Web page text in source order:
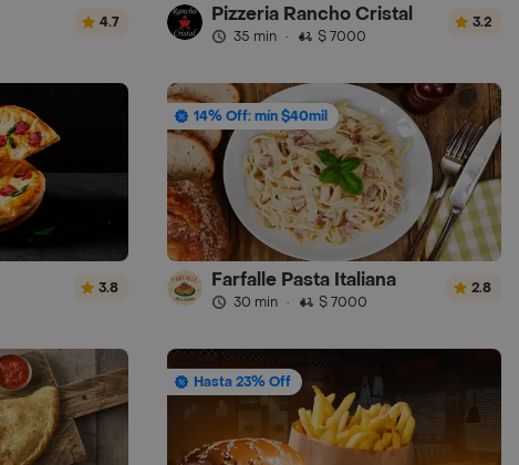
4.7 Pizzeria Rancho Cristal
35 min · $ 7000
3.2
3.8
14% Off: mín $40mil
Farfalle Pasta Italiana
30 min · $ 7000
2.8
Hasta 23% Off